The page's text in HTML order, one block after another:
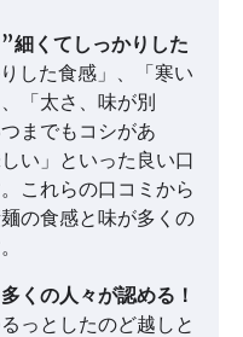
細くてしっかりした
した食感」、「寒い
「太さ、味が別
までもコシがあ
い」といった良い口
これらの口コミから
の食感と味が多くの
くの人々が認める！
っとしたのど越しと